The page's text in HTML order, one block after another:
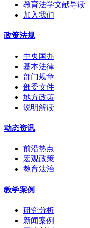
教育法学文献导读
加入我们
政策法规
中央国办
基本法律
部门规章
部委文件
地方政策
说明解读
动态资讯
前沿热点
宏观政策
教育法治
教学案例
研究分析
新闻案例